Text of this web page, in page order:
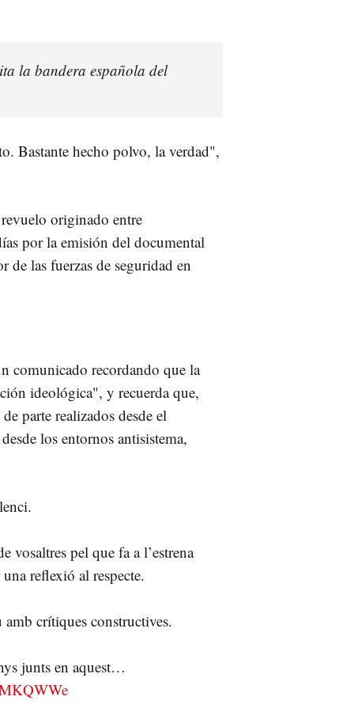
la bandera española del
Bastante hecho polvo, la verdad",
originado entre
por la emisión del documental
de las fuerzas de seguridad en
comunicado recordando que la
ideológica", y recuerda que,
parte realizados desde el
los entornos antisistema,
vosaltres pel que fa a l’estrena
reflexió al respecte.
crítiques constructives.
junts en aquest…